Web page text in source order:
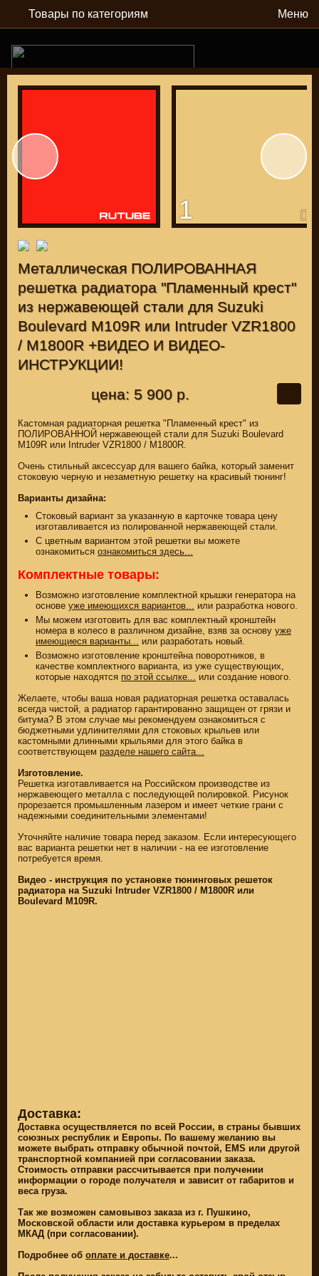
1
Металлическая ПОЛИРОВАННАЯ
решетка радиатора "Пламенный крест"
из нержавеющей стали для Suzuki
Boulevard M109R или Intruder VZR1800
/ M1800R +ВИДЕО И ВИДЕО-
ИНСТРУКЦИИ!
цена: 5 900 р.
Кастомная радиаторная решетка "Пламенный крест" из
ПОЛИРОВАННОЙ нержавеющей стали для Suzuki Boulevard
M109R или Intruder VZR1800 / M1800R.
Очень стильный аксессуар для вашего байка, который заменит
стоковую черную и незаметную решетку на красивый тюнинг!
Варианты дизайна:
Стоковый вариант за указанную в карточке товара цену
изготавливается из полированной нержавеющей стали.
С цветным вариантом этой решетки вы можете
ознакомиться ознакомиться здесь...
Комплектные товары:
Возможно изготовление комплектной крышки генератора на
основе уже имеющихся вариантов... или разработка нового.
Мы можем изготовить для вас комплектный кронштейн
номера в колесо в различном дизайне, взяв за основу уже
имеющиеся варианты... или разработать новый.
Возможно изготовление кронштейна поворотников, в
качестве комплектного варианта, из уже существующих,
которые находятся по этой ссылке... или создание нового.
Желаете, чтобы ваша новая радиаторная решетка оставалась
всегда чистой, а радиатор гарантированно защищен от грязи и
битума? В этом случае мы рекомендуем ознакомиться с
бюджетными удлинителями для стоковых крыльев или
кастомными длинными крыльями для этого байка в
соответствующем разделе нашего сайта...
Изготовление.
Решетка изготавливается на Российском производстве из
нержавеющего металла с последующей полировкой. Рисунок
прорезается промышленным лазером и имеет четкие грани с
надежными соединительными элементами!
Уточняйте наличие товара перед заказом. Если интересующего
вас варианта решетки нет в наличии - на ее изготовление
потребуется время.
Видео - инструкция по установке тюнинговых решеток
радиатора на Suzuki Intruder VZR1800 / M1800R или
Boulevard M109R.
Доставка:
Доставка осуществляется по всей России, в страны бывших
союзных республик и Европы. По вашему желанию вы
можете выбрать отправку обычной почтой, EMS или другой
транспортной компанией при согласовании заказа.
Стоимость отправки рассчитывается при получении
информации о городе получателя и зависит от габаритов и
веса груза.
Так же возможен самовывоз заказа из г. Пушкино,
Московской области или доставка курьером в пределах
МКАД (при согласовании).
Подробнее об оплате и доставке...
Товары по категориям Меню
Найти
ЗАПЧАСТИ НОВЫЕ
ЗАПЧАСТИ CUSTOM
ЗАПЧАСТИ Б/У
(495)647-83-43
ПОЛЕЗНОЕ
Видео обзоры
Видео инструкции
О НАС
Услуги
мотосервиса
SUZUKI
СКИДКА ДО -22%
НА MEGAZIP.ru
M109R / VZR1800
C109R / VLR1800
C90 / VL1500
M50 / VZ800
C50 / VL800